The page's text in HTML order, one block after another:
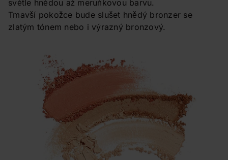
světle hnědou až meruňkovou barvu.
Tmavší pokožce bude slušet hnědý bronzer se
zlatým tónem nebo i výrazný bronzový.